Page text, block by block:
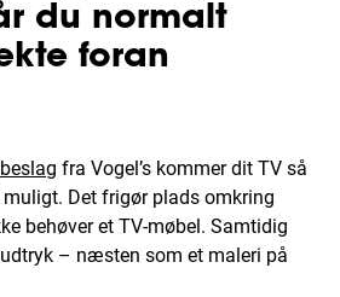
du normalt
foran
fra Vogel’s kommer dit TV så
Det frigør plads omkring
behøver et TV-møbel. Samtidig
– næsten som et maleri på